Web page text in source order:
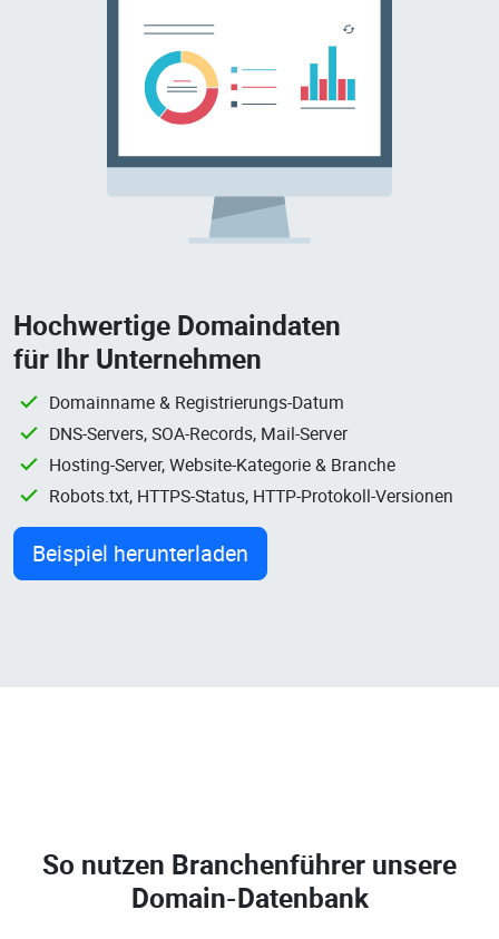
Hochwertige Domaindaten
für Ihr Unternehmen
Domainname & Registrierungs-Datum
DNS-Servers, SOA-Records, Mail-Server
Hosting-Server, Website-Kategorie & Branche
Robots.txt, HTTPS-Status, HTTP-Protokoll-Versionen
Beispiel herunterladen
So nutzen Branchenführer unsere
Domain-Datenbank